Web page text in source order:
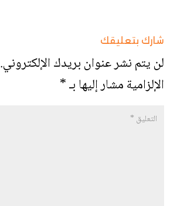
شارك بتعليقك
لن يتم نشر عنوان بريدك الإلكتروني.
الإلزامية مشار إليها بـ*